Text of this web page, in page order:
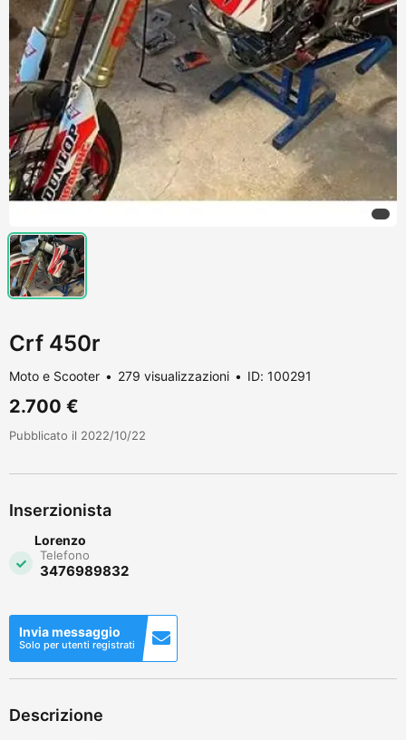
Crf 450r
Moto e Scooter 279 visualizzazioni ID: 100291
2.700 €
Pubblicato il 2022/10/22
Inserzionista
Lorenzo
Telefono
3476989832
Invia messaggio
Solo per utenti registrati
Descrizione